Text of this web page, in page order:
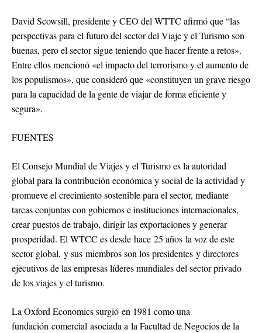
David Scowsill, presidente y CEO del WTTC afirmó que “las
perspectivas para el futuro del sector del Viaje y el Turismo son
buenas, pero el sector sigue teniendo que hacer frente a retos».
Entre ellos mencionó «el impacto del terrorismo y el aumento de
los populismos», que consideró que «constituyen un grave riesgo
para la capacidad de la gente de viajar de forma eficiente y
segura».
FUENTES
El Consejo Mundial de Viajes y el Turismo es la autoridad
global para la contribución económica y social de la actividad y
promueve el crecimiento sostenible para el sector, mediante
tareas conjuntas con gobiernos e instituciones internacionales,
crear puestos de trabajo, dirigir las exportaciones y generar
prosperidad. El WTCC es desde hace 25 años la voz de este
sector global, y sus miembros son los presidentes y directores
ejecutivos de las empresas líderes mundiales del sector privado
de los viajes y el turismo.
La Oxford Economics surgió en 1981 como una
fundación comercial asociada a la Facultad de Negocios de la